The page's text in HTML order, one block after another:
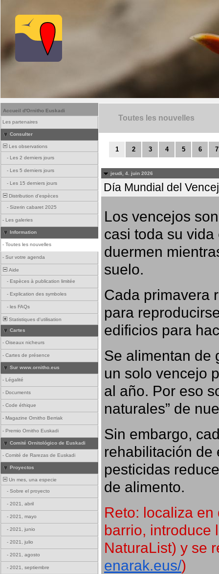
Accueil d'Ornitho Euskadi
Les partenaires
Consulter
Les observations
- Les 2 derniers jours
- Les 5 derniers jours
- Les 15 derniers jours
Distribution d'espèces
- Sizerin cabaret 2025
- Les galeries
Information
- Toutes les nouvelles
- Sur votre agenda
Aide
- Espèces à publication limitée
- Explication des symboles
- les FAQs
Statistiques d'utilisation
Cartes
- Oiseaux nicheurs
- Cartes de présence
Sur www.ornitho.eus
- Légalité
- Documents
- Code éthique
- Magazine Ornitho Berriak
- Premio Ornitho Euskadi
Comité Ornitológico de Euskadi
- Comité de Rarezas de Euskadi
Proyectos
Un mes, una especie
- Sobre el proyecto
- 2021, abril
- 2021, mayo
- 2021, junio
- 2021, julio
- 2021, agosto
- 2021, septiembre
Toutes les nouvelles
1 2 3 4 5 6 7
jeudi, 4. juin 2026
Día Mundial del
Los vencejos
casi toda su
duermen
suelo.
Cada primavera
para
edificios para
Se alimentan de
un solo vencejo
al año. Por eso
naturales” de
Sin embargo,
rehabilitación de
pesticidas
de alimento.
Reto: localiza
barrio, introduce
NaturaList) y se
enarak.eus/)